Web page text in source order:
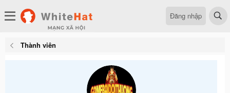
Đăng nhập
Thành viên